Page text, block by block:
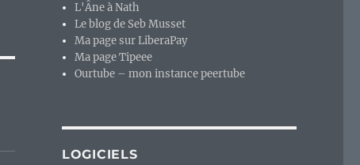
L'Âne à Nath
Le blog de Seb Musset
Ma page sur LiberaPay
Ma page Tipeee
Ourtube – mon instance peertube
LOGICIELS